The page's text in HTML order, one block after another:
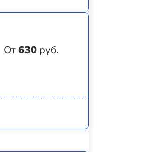
От630 руб.